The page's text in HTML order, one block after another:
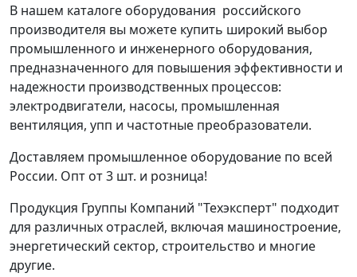
В нашем каталоге оборудования российского
производителя вы можете купить широкий выбор
промышленного и инженерного оборудования,
предназначенного для повышения эффективности и
надежности производственных процессов:
электродвигатели, насосы, промышленная
вентиляция, упп и частотные преобразователи.
Доставляем промышленное оборудование по всей
России. Опт от 3 шт. и розница!
Продукция Группы Компаний "Техэксперт" подходит
для различных отраслей, включая машиностроение,
энергетический сектор, строительство и многие
другие.